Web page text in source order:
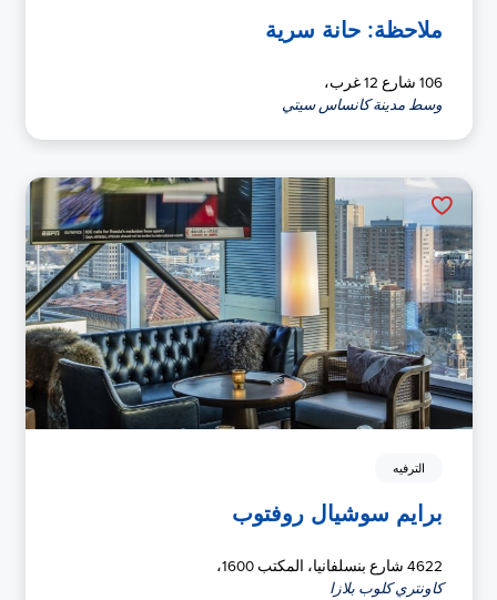
ملاحظة: حانة سرية
106 شارع 12 غرب،
وسط مدينة كانساس سيتي
الترفيه
برايم سوشيال روفتوب
4622 شارع بنسلفانيا، المكتب 1600،
كاونتري كلوب بلازا